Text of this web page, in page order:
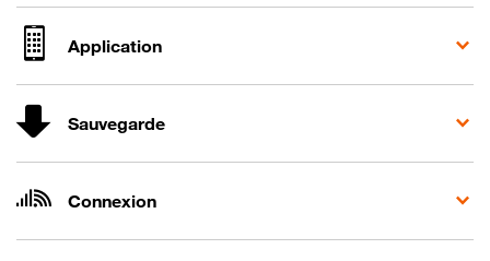
Application
Sauvegarde
Connexion